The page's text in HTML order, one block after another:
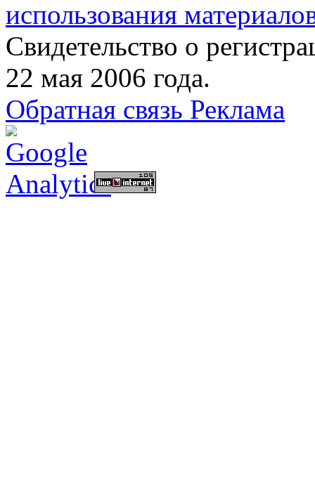
использования
Свидетельство о
22 мая 2006 года.
Обратная связь Реклама